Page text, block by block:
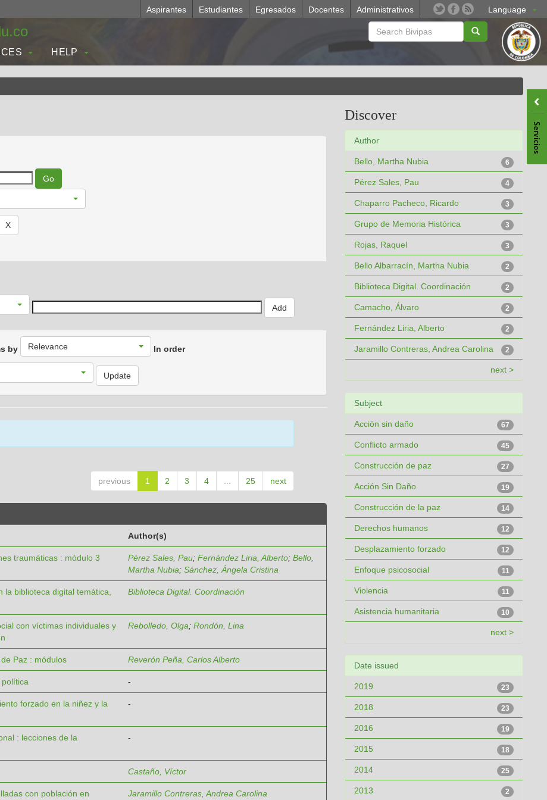
Language
Aspirantes Estudiantes Egresados Docentes Administrativos
HELP
by Relevance In order
previous 1 2 3 4 25 next
Author(s)
traumáticas : módulo 3 Pérez Sales, Pau; Fernández Liria, Alberto; Bello,
Martha Nubia; Sánchez, Ángela Cristina
biblioteca digital temática,
Biblioteca Digital. Coordinación
con víctimas individuales y
Rebolledo, Olga; Rondón, Lina
Paz : módulos Reverón Peña, Carlos Alberto
-
forzado en la niñez y la
-
: lecciones de la
-
Castaño, Víctor
con población en Jaramillo Contreras, Andrea Carolina
Discover
Author
6
Bello, Martha Nubia
4
Pérez Sales, Pau
3
Chaparro Pacheco, Ricardo
3
Grupo de Memoria Histórica
3
Rojas, Raquel
2
Bello Albarracín, Martha Nubia
2
Biblioteca Digital. Coordinación
2
Camacho, Álvaro
2
Fernández Liria, Alberto
2
Jaramillo Contreras, Andrea Carolina
next >
Subject
67
Acción sin daño
45
Conflicto armado
27
Construcción de paz
19
Acción Sin Daño
14
Construcción de la paz
12
Derechos humanos
12
Desplazamiento forzado
11
Enfoque psicosocial
11
Violencia
10
Asistencia humanitaria
next >
Date issued
23
2019
23
2018
19
2016
18
2015
25
2014
2
2013